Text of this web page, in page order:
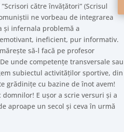
către învățători” (Scrisul
ne vorbeau de integrarea
și infernala problemă a
ineficient, pur informativ.
să-l facă pe profesor
unde competențe transversale sau
subiectul activităților sportive, din
grădinițe cu bazine de înot avem!
E ușor a scrie versuri și a
aproape un secol și ceva în urmă